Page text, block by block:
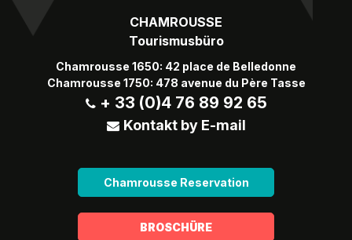
CHAMROUSSE
Tourismusbüro
Chamrousse 1650: 42 place de Belledonne
Chamrousse 1750: 478 avenue du Père Tasse
+ 33 (0)4 76 89 92 65
Kontakt by E-mail
Chamrousse Reservation
BROSCHÜRE